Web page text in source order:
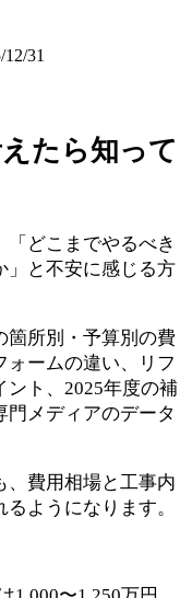
12/31
たら知って
「どこまでやるべき
」と不安に感じる方
箇所別・予算別の費
ォームの違い、リフ
ント、2025年度の補
メディアのデータ
、費用相場と工事内
ようになります。